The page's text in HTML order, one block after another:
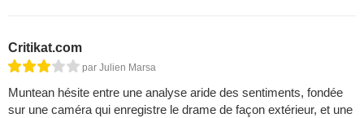
Critikat.com
par Julien Marsa
Muntean hésite entre une analyse aride des sentiments, fondée
sur une caméra qui enregistre le drame de façon extérieur, et une